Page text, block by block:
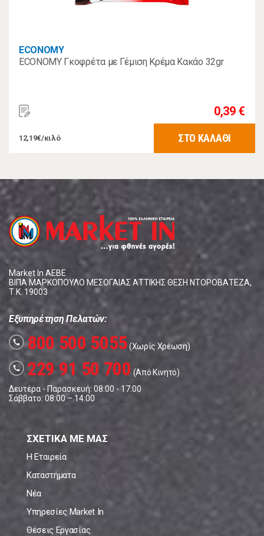
ECONOMY
ECONOMY Γκοφρέτα με Γέμιση Κρέμα Κακάο 32gr
0,39 €
12,19€/κιλό ΣΤΟ ΚΑΛΑΘΙ
Market In ΑΕΒΕ
ΒΙΠΑ ΜΑΡΚΟΠΟΥΛΟ ΜΕΣΟΓΑΙΑΣ ΑΤΤΙΚΗΣ ΘΕΣΗ ΝΤΟΡΟΒΑΤΕΖΑ,
Τ.Κ. 19003
Εξυπηρέτηση Πελατών:
call 800 500 5055(Χωρίς Χρέωση)
call 229 91 50 700 (Από Κινητό)
Δευτέρα - Παρασκευή: 08:00 - 17:00
Σάββατο: 08:00 – 14:00
ΣΧΕΤΙΚΑ ΜΕ ΜΑΣ
Η Εταιρεία
Καταστήματα
Νέα
Υπηρεσίες Market In
Θέσεις Εργασίας